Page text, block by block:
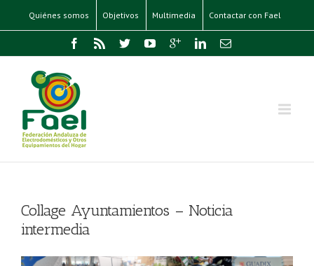
Quiénes somos Objetivos Multimedia Contactar con Fael
Collage Ayuntamientos – Noticia
intermedia